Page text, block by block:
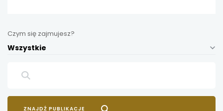
Czym się zajmujesz?
Wszystkie